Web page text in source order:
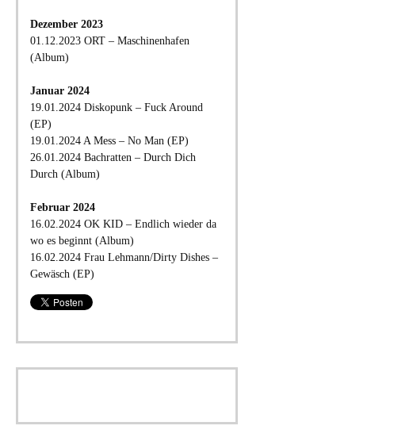
Dezember 2023
01.12.2023 ORT – Maschinenhafen
(Album)
Januar 2024
19.01.2024 Diskopunk – Fuck Around
(EP)
19.01.2024 A Mess – No Man (EP)
26.01.2024 Bachratten – Durch Dich
Durch (Album)
Februar 2024
16.02.2024 OK KID – Endlich wieder da
wo es beginnt (Album)
16.02.2024 Frau Lehmann/Dirty Dishes –
Gewäsch (EP)